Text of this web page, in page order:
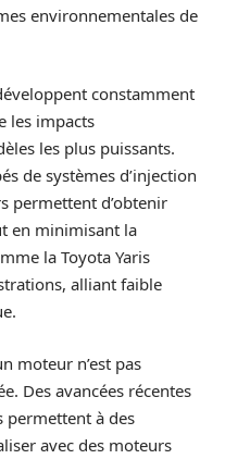
environnementales de
constamment
les impacts
les plus puissants.
de systèmes d’injection
permettent d’obtenir
en minimisant la
la Toyota Yaris
alliant faible
moteur n’est pas
Des avancées récentes
permettent à des
avec des moteurs